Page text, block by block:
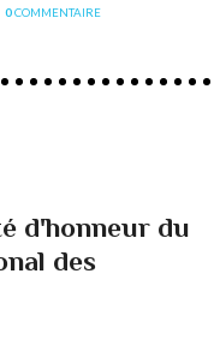
0COMMENTAIRE
d'honneur du
des